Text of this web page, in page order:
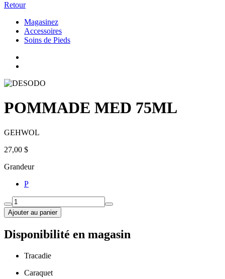
Retour
Magasinez
Accessoires
Soins de Pieds
POMMADE MED 75ML
GEHWOL
27,00 $
Grandeur
P
Ajouter au panier
Disponibilité en magasin
Tracadie
Caraquet